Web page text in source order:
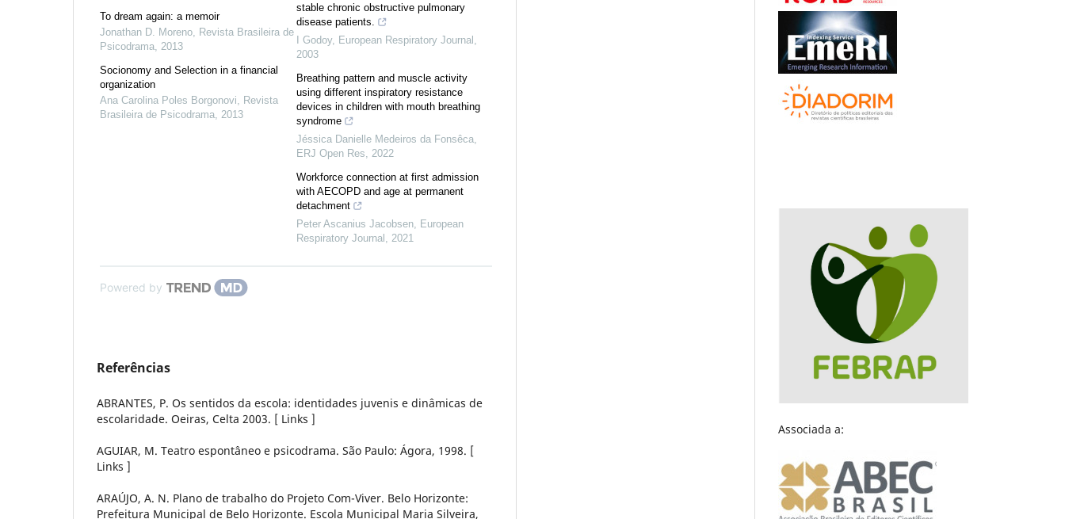
To dream again: a memoir
Jonathan D. Moreno
Revista Brasileira de
Psicodrama 2013
Socionomy and Selection in a financial
organization
Ana Carolina Poles Borgonovi
Revista
Brasileira de Psicodrama 2013
stable chronic obstructive pulmonary
disease patients.
I Godoy, European Respiratory Journal
2003
Breathing pattern and muscle activity
using different inspiratory resistance
devices in children with mouth breathing
syndrome
Jéssica Danielle Medeiros da Fonsêca,
ERJ Open Res
2022
Workforce connection at first admission
with AECOPD and age at permanent
detachment
Peter Ascanius Jacobsen,
European
Respiratory Journal
2021
Powered by
Referências
ABRANTES, P. Os sentidos da escola: identidades juvenis e dinâmicas de
escolaridade. Oeiras, Celta 2003. [ Links ]
AGUIAR, M. Teatro espontâneo e psicodrama. São Paulo: Ágora, 1998. [
Links ]
ARAÚJO, A. N. Plano de trabalho do Projeto Com-Viver. Belo Horizonte:
Prefeitura Municipal de Belo Horizonte. Escola Municipal Maria Silveira,
Associada a: